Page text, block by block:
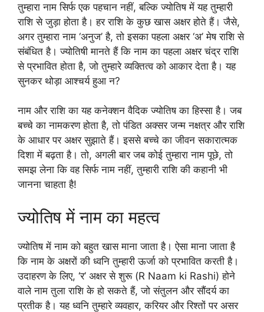
तुम्हारा नाम सिर्फ एक पहचान नहीं, बल्कि ज्योतिष में यह तुम्हारी
राशि से जुड़ा होता है। हर राशि के कुछ खास अक्षर होते हैं। जैसे,
अगर तुम्हारा नाम ‘अनुज’ है, तो इसका पहला अक्षर ‘अ’ मेष राशि से
संबंधित है। ज्योतिषी मानते हैं कि नाम का पहला अक्षर चंद्र राशि
से प्रभावित होता है, जो तुम्हारे व्यक्तित्व को आकार देता है। यह
सुनकर थोड़ा आश्चर्य हुआ न?
नाम और राशि का यह कनेक्शन वैदिक ज्योतिष का हिस्सा है। जब
बच्चे का नामकरण होता है, तो पंडित अक्सर जन्म नक्षत्र और राशि
के आधार पर अक्षर सुझाते हैं। इससे बच्चे का जीवन सकारात्मक
दिशा में बढ़ता है। तो, अगली बार जब कोई तुम्हारा नाम पूछे, तो
समझ लेना कि वह सिर्फ नाम नहीं, तुम्हारी राशि की कहानी भी
जानना चाहता है!
ज्योतिष में नाम का महत्व
ज्योतिष में नाम को बहुत खास माना जाता है। ऐसा माना जाता है
कि नाम के अक्षरों की ध्वनि तुम्हारी ऊर्जा को प्रभावित करती है।
उदाहरण के लिए, ‘र’ अक्षर से शुरू (R Naam ki Rashi) होने
वाले नाम तुला राशि के हो सकते हैं, जो संतुलन और सौंदर्य का
प्रतीक है। यह ध्वनि तुम्हारे व्यवहार, करियर और रिश्तों पर असर